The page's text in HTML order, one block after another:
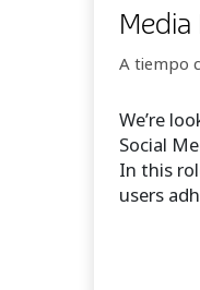
A tiempo
We’re
Social
In this
users